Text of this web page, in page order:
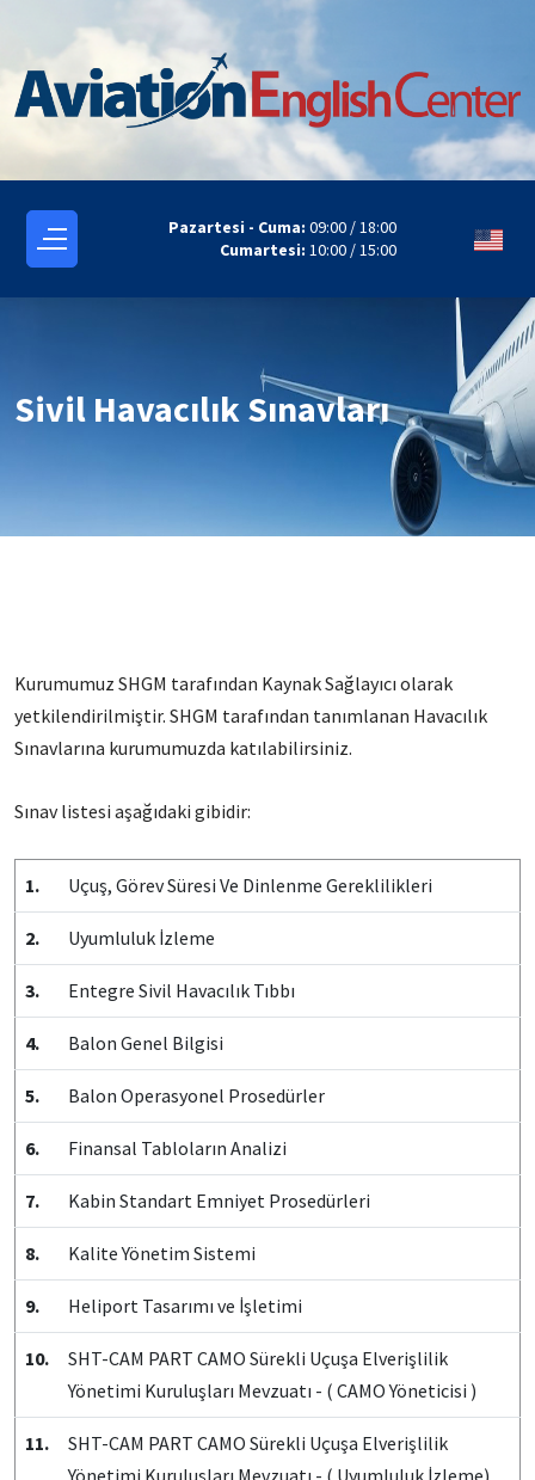
Pazartesi - Cuma: 09:00 / 18:00
Cumartesi: 10:00 / 15:00
Sivil Havacılık Sınavları
Kurumumuz SHGM tarafından Kaynak Sağlayıcı olarak
yetkilendirilmiştir. SHGM tarafından tanımlanan Havacılık
Sınavlarına kurumumuzda katılabilirsiniz.
Sınav listesi aşağıdaki gibidir:
1. Uçuş, Görev Süresi Ve Dinlenme Gereklilikleri
2. Uyumluluk İzleme
3. Entegre Sivil Havacılık Tıbbı
4. Balon Genel Bilgisi
5. Balon Operasyonel Prosedürler
6. Finansal Tabloların Analizi
7. Kabin Standart Emniyet Prosedürleri
8. Kalite Yönetim Sistemi
9. Heliport Tasarımı ve İşletimi
10.
SHT-CAM PART CAMO Sürekli Uçuşa Elverişlilik
Yönetimi Kuruluşları Mevzuatı - ( CAMO Yöneticisi )
11.
SHT-CAM PART CAMO Sürekli Uçuşa Elverişlilik
Yönetimi Kuruluşları Mevzuatı - ( Uyumluluk İzleme)